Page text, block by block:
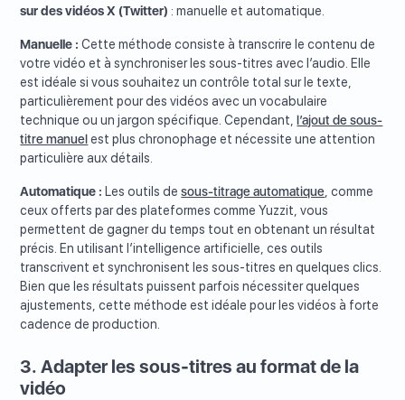
sur des vidéos X (Twitter) : manuelle et automatique.
Manuelle : Cette méthode consiste à transcrire le contenu de
votre vidéo et à synchroniser les sous-titres avec l’audio. Elle
est idéale si vous souhaitez un contrôle total sur le texte,
particulièrement pour des vidéos avec un vocabulaire
technique ou un jargon spécifique. Cependant,l’ajout de sous-
titre manuelest plus chronophage et nécessite une attention
particulière aux détails.
Automatique : Les outils desous-titrage automatique , comme
ceux offerts par des plateformes comme Yuzzit, vous
permettent de gagner du temps tout en obtenant un résultat
précis. En utilisant l’intelligence artificielle, ces outils
transcrivent et synchronisent les sous-titres en quelques clics.
Bien que les résultats puissent parfois nécessiter quelques
ajustements, cette méthode est idéale pour les vidéos à forte
cadence de production.
3. Adapter les sous-titres au format de la
vidéo